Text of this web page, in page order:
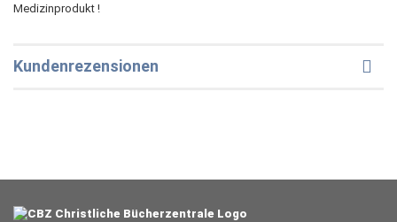
Medizinprodukt !
Kundenrezensionen